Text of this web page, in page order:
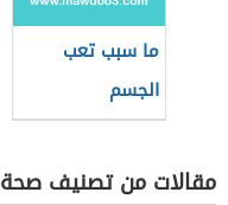
ما سبب تعب
الجسم
مقالات من تصنيف صحة